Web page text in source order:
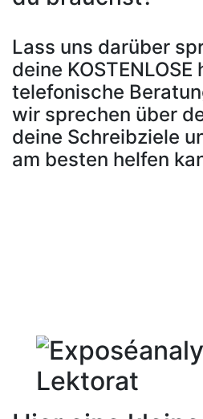
Lass uns darüber
deine
telefonische
wir sprechen über
deine Schreibziele
am besten helfen